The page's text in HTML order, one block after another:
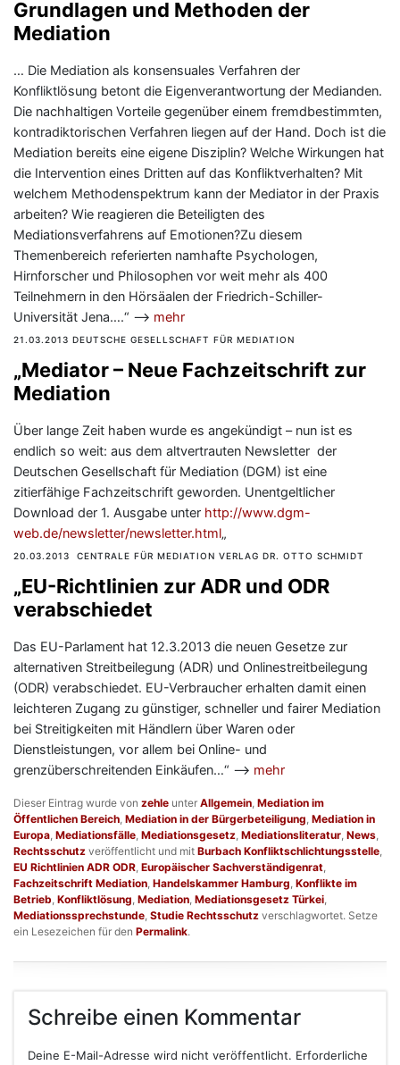
Grundlagen und Methoden der
Mediation
… Die Mediation als konsensuales Verfahren der
Konfliktlösung betont die Eigenverantwortung der Medianden.
Die nachhaltigen Vorteile gegenüber einem fremdbestimmten,
kontradiktorischen Verfahren liegen auf der Hand. Doch ist die
Mediation bereits eine eigene Disziplin? Welche Wirkungen hat
die Intervention eines Dritten auf das Konfliktverhalten? Mit
welchem Methodenspektrum kann der Mediator in der Praxis
arbeiten? Wie reagieren die Beteiligten des
Mediationsverfahrens auf Emotionen?Zu diesem
Themenbereich referierten namhafte Psychologen,
Hirnforscher und Philosophen vor weit mehr als 400
Teilnehmern in den Hörsäalen der Friedrich-Schiller-
Universität Jena….“ —> mehr
21.03.2013 DEUTSCHE GESELLSCHAFT FÜR MEDIATION
„Mediator – Neue Fachzeitschrift zur
Mediation
Über lange Zeit haben wurde es angekündigt – nun ist es
endlich so weit: aus dem altvertrauten Newsletter der
Deutschen Gesellschaft für Mediation (DGM) ist eine
zitierfähige Fachzeitschrift geworden. Unentgeltlicher
Download der 1. Ausgabe unter http://www.dgm-
web.de/newsletter/newsletter.html„
20.03.2013 CENTRALE FÜR MEDIATION VERLAG DR. OTTO SCHMIDT
„EU-Richtlinien zur ADR und ODR
verabschiedet
Das EU-Parlament hat 12.3.2013 die neuen Gesetze zur
alternativen Streitbeilegung (ADR) und Onlinestreitbeilegung
(ODR) verabschiedet. EU-Verbraucher erhalten damit einen
leichteren Zugang zu günstiger, schneller und fairer Mediation
bei Streitigkeiten mit Händlern über Waren oder
Dienstleistungen, vor allem bei Online- und
grenzüberschreitenden Einkäufen…“ —> mehr
Dieser Eintrag wurde von zehle unter Allgemein, Mediation im
Öffentlichen Bereich, Mediation in der Bürgerbeteiligung, Mediation in
Europa, Mediationsfälle, Mediationsgesetz, Mediationsliteratur, News,
Rechtsschutz veröffentlicht und mit Burbach Konfliktschlichtungsstelle,
EU Richtlinien ADR ODR, Europäischer Sachverständigenrat,
Fachzeitschrift Mediation, Handelskammer Hamburg, Konflikte im
Betrieb, Konfliktlösung, Mediation, Mediationsgesetz Türkei,
Mediationssprechstunde, Studie Rechtsschutz verschlagwortet. Setze
ein Lesezeichen für den Permalink.
Schreibe einen Kommentar
Deine E-Mail-Adresse wird nicht veröffentlicht. Erforderliche